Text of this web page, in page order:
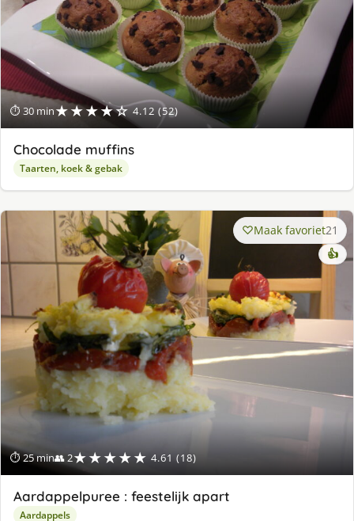
⏱ 30 min★★★★☆ 4.12 (52)
Chocolade muffins
Taarten, koek & gebak
⏱ 25 min👥 2★★★★★ 4.61 (18)
Maak favoriet21
👍
Aardappelpuree : feestelijk apart
Aardappels